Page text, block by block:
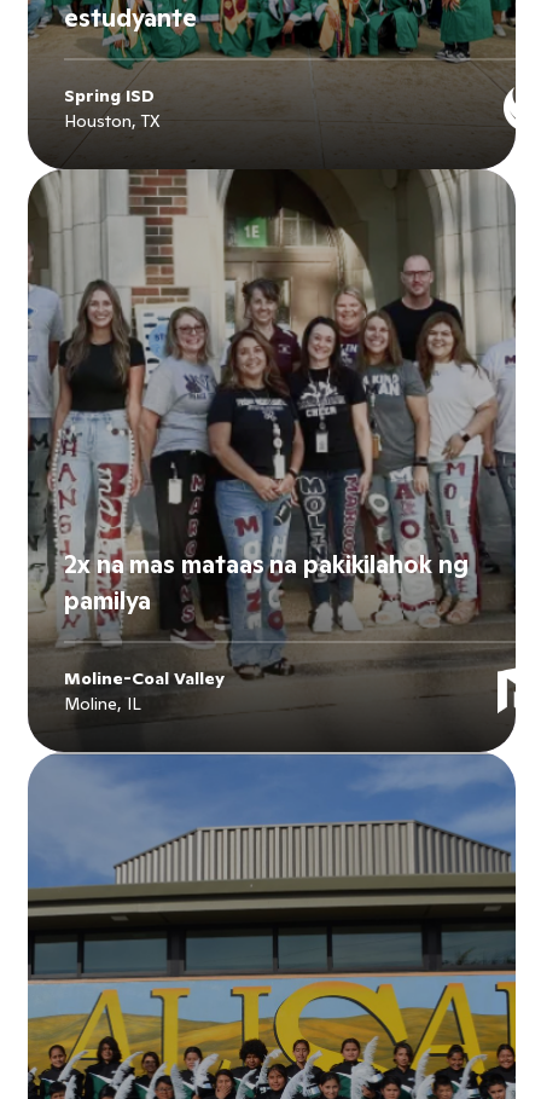
estudyante
Spring ISD
Houston, TX
Explore
2x na mas mataas na pakikilahok ng
pamilya
Moline-Coal Valley
Moline, IL
Explore